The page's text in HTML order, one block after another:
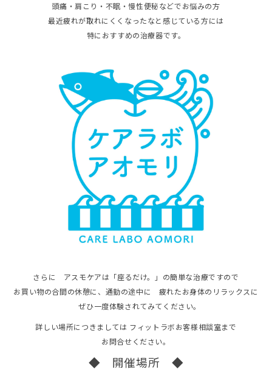
頭痛・肩こり・不眠・慢性便秘などでお悩みの方
最近疲れが取れにくくなったなと感じている方には
特におすすめの治療器です。
さらに アスモケアは「座るだけ。」の簡単な治療ですので
お買い物の合間の休憩に、通勤の途中に 疲れたお身体のリラックスに
ぜひ一度体験されてみてください。
詳しい場所につきましては フィットラボお客様相談室まで
お問合せください。
◆ 開催場所 ◆